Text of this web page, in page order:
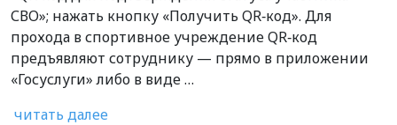
СВО»; нажать кнопку «Получить QR‑код». Для
прохода в спортивное учреждение QR‑код
предъявляют сотруднику — прямо в приложении
«Госуслуги» либо в виде …
читать далее